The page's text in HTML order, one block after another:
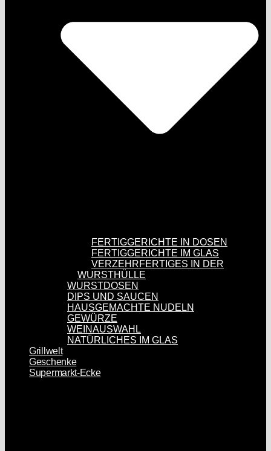
FERTIGGERICHTE IN DOSEN
FERTIGGERICHTE IM GLAS
VERZEHRFERTIGES IN DER
WURSTHÜLLE
WURSTDOSEN
DIPS UND SAUCEN
HAUSGEMACHTE NUDELN
GEWÜRZE
WEINAUSWAHL
NATÜRLICHES IM GLAS
Grillwelt
Geschenke
Supermarkt-Ecke